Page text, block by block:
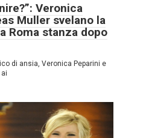
Veronica
Muller svelano la
Roma stanza dopo
di ansia, Veronica Peparini e